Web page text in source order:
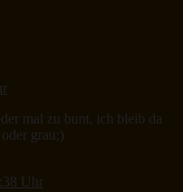
mal zu bunt, ich bleib da
grau;)
Uhr